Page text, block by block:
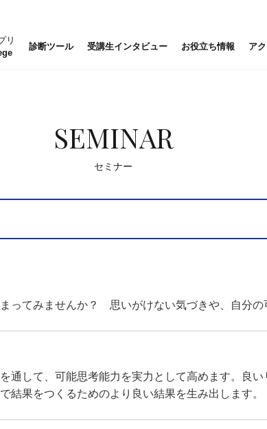
リ
診断ツール 受講生インタビュー お役立ち情報 ア
SEMINAR
セミナー
ってみませんか？ 思いがけない気づきや、自分
通して、可能思考能力を実力として高めます。良
結果をつくるためのより良い結果を生み出します。